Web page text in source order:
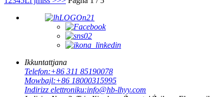
Ikkuntattjana
Telefon:+86 311 85190078
Mowbajl:+86 18000315995
Indirizz elettroniku:info@hb-lhyy.com